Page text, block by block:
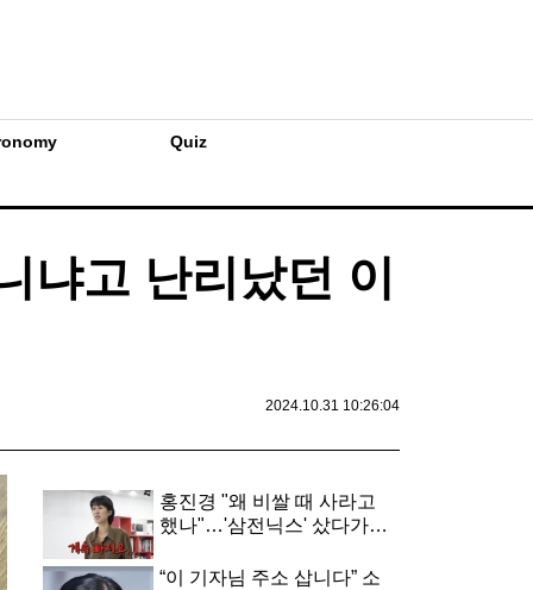
Quiz
냐고 난리났던 이
2024.10.31 10:26:04
홍진경 "왜 비쌀 때 사라고
했나"…'삼전닉스' 샀다가
마디
“이 기자님 주소 삽니다” 소